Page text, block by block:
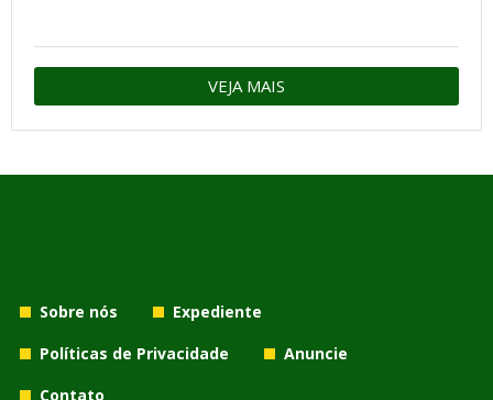
VEJA MAIS
Sobre nós
Expediente
Políticas de Privacidade
Anuncie
Contato